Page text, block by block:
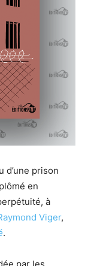
d’une prison
en
à
Viger,
.
par les